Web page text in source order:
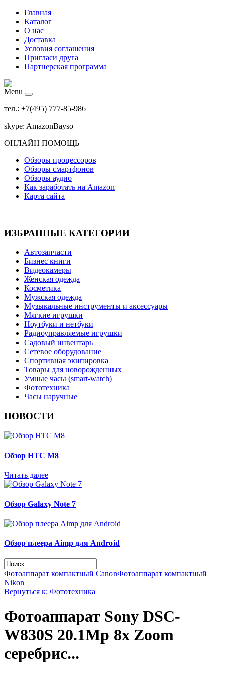
Главная
Каталог
О нас
Доставка
Условия соглашения
Пригласи друга
Партнерская программа
Menu
тел.: +7(495) 777-85-986
skype: AmazonBayso
ОНЛАЙН ПОМОЩЬ
Обзоры процессоров
Обзоры смартфонов
Обзоры аудио
Как заработать на Amazon
Карта сайта
ИЗБРАННЫЕ КАТЕГОРИИ
Автозапчасти
Бизнес книги
Видеокамеры
Женская одежда
Косметика
Мужская одежда
Музыкальные инструменты и аксессуары
Мягкие игрушки
Ноутбуки и нетбуки
Радиоуправляемые игрушки
Садовый инвентарь
Сетевое оборудование
Спортивная экипировка
Товары для новорожденных
Умные часы (smart-watch)
Фототехника
Часы наручные
НОВОСТИ
Обзор НТС М8
Читать далее
Обзор Galaxy Note 7
Обзор плеера Aimp для Android
Фотоаппарат компактный CanonФотоаппарат компактный
Nikon
Вернуться к: Фототехника
Фотоаппарат Sony DSC-
W830S 20.1Mp 8x Zoom
серебрис...